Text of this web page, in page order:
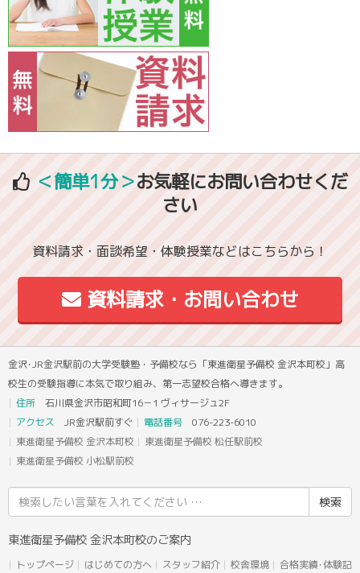
＜簡単1分＞お気軽にお問い合わせくだ
さい
資料請求・面談希望・体験授業などはこちらから！
資料請求・お問い合わせ
金沢･JR金沢駅前の大学受験塾・予備校なら「東進衛星予備校 金沢本町校」高
校生の受験指導に本気で取り組み、第一志望校合格へ導きます。
住所 石川県金沢市昭和町16－1 ヴィサージュ2F
アクセス JR金沢駅前すぐ 電話番号 076-223-6010
東進衛星予備校 金沢本町校
東進衛星予備校 松任駅前校
東進衛星予備校 小松駅前校
索
結
東進衛星予備校 金沢本町校のご案内
トップページ はじめての方へ スタッフ紹介 校舎環境 合格実績･体験記